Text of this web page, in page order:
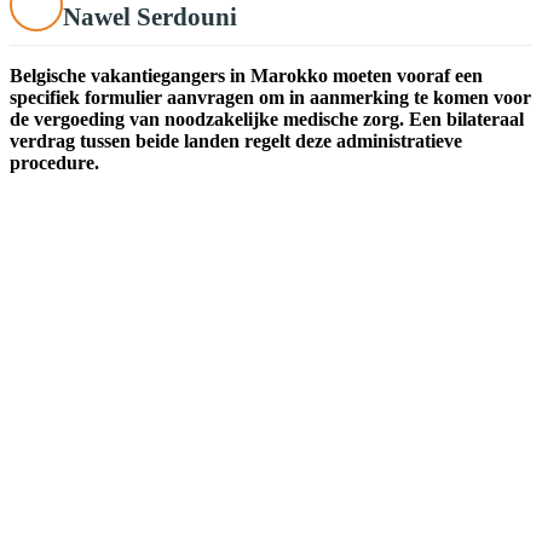
Nawel Serdouni
Belgische vakantiegangers in Marokko moeten vooraf een
specifiek formulier aanvragen om in aanmerking te komen voor
de vergoeding van noodzakelijke medische zorg. Een bilateraal
verdrag tussen beide landen regelt deze administratieve
procedure.